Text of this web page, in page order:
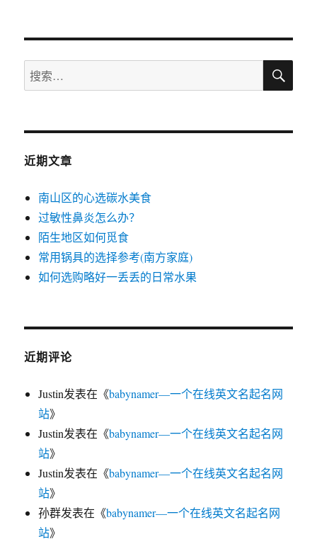
搜
索：
搜
近期文章
南山区的心选碳水美食
过敏性鼻炎怎么办？
陌生地区如何觅食
常用锅具的选择参考(南方家庭)
如何选购略好一丢丢的日常水果
近期评论
Justin发表在《babynamer—一个在线英文名起名网
站》
Justin发表在《babynamer—一个在线英文名起名网
站》
Justin发表在《babynamer—一个在线英文名起名网
站》
孙群发表在《babynamer—一个在线英文名起名网
站》